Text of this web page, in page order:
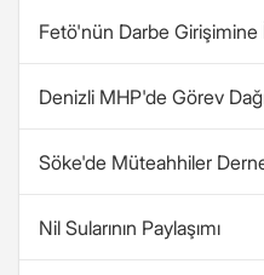
Fetö'nün Darbe
Denizli MHP'de Görev
Söke'de Müteahhiler
Nil Sularının Paylaşımı